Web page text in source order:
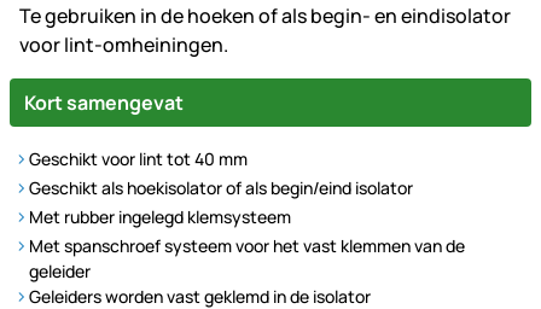
Te gebruiken in de hoeken of als begin- en eindisolator
voor lint-omheiningen.
Kort samengevat
Geschikt voor lint tot 40 mm
Geschikt als hoekisolator of als begin/eind isolator
Met rubber ingelegd klemsysteem
Met spanschroef systeem voor het vast klemmen van de
geleider
Geleiders worden vast geklemd in de isolator